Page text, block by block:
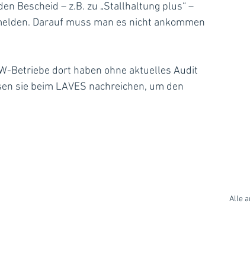
Bescheid – z.B. zu „Stallhaltung plus“ –
Darauf muss man es nicht ankommen
Betriebe dort haben ohne aktuelles Audit
sie beim LAVES nachreichen, um den
Alle